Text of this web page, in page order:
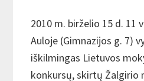
2010 m. birželio 15 d. 11
Auloje (Gimnazijos g. 7)
iškilmingas Lietuvos
konkursų, skirtų Žalgirio